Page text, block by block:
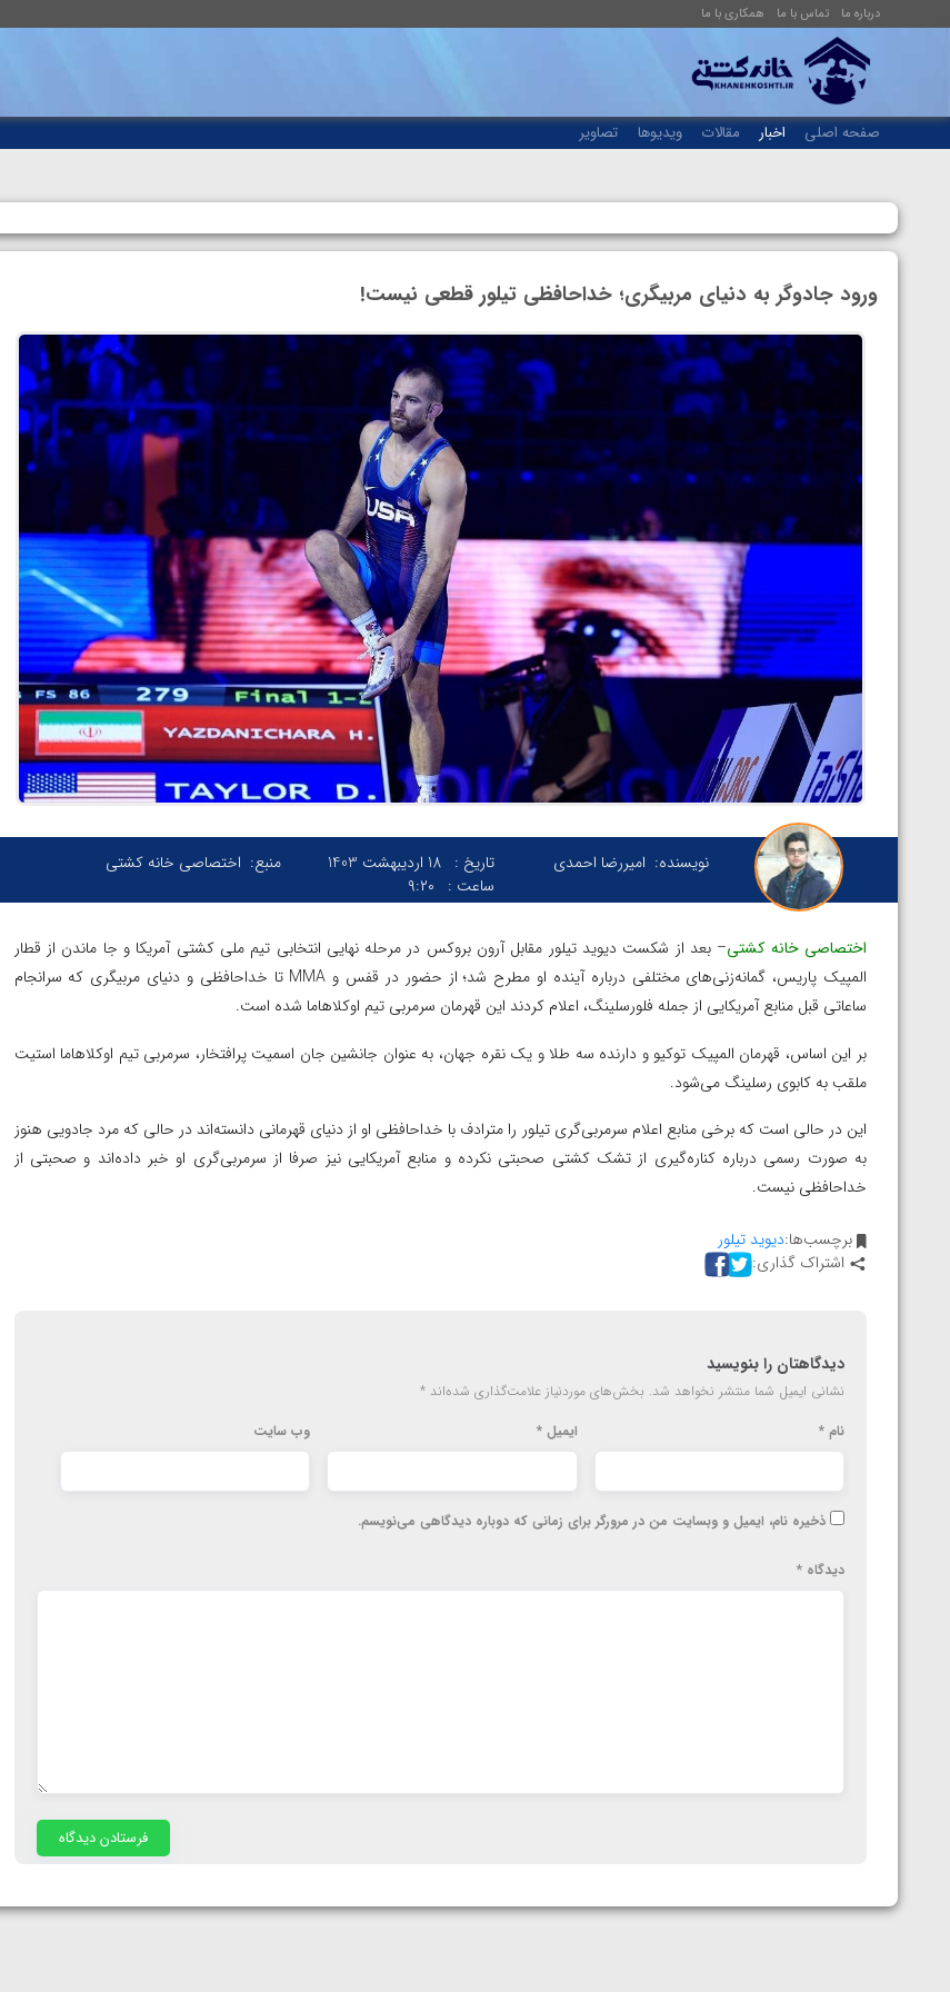
درباره ما تماس با ما همکاری با ما
صفحه اصلی اخبار مقالات ویدیوها تصاویر
ورود جادوگر به دنیای مربیگری؛ خداحافظی تیلور قطعی نیست!
نویسنده: امیررضا احمدی تاریخ : 18 اردیبهشت 1403
ساعت :
۹:۲۰
منبع: اختصاصی خانه کشتی
اختصاصی خانه کشتی– بعد از شکست دیوید تیلور مقابل آرون بروکس در مرحله نهایی انتخابی تیم ملی کشتی آمریکا و جا ماندن از قطار
المپیک پاریس، گمانه‌زنی‌های مختلفی درباره آینده او مطرح شد؛ از حضور در قفس و MMA تا خداحافظی و دنیای مربیگری که سرانجام
ساعاتی قبل منابع آمریکایی از جمله فلورسلینگ، اعلام کردند این قهرمان سرمربی تیم اوکلاهاما شده است.
بر این اساس، قهرمان المپیک توکیو و دارنده سه طلا و یک نقره جهان، به عنوان جانشین جان اسمیت پرافتخار، سرمربی تیم اوکلاهاما استیت
ملقب به کابوی رسلینگ می‌شود.
این در حالی است که برخی منابع اعلام سرمربی‌گری تیلور را مترادف با خداحافظی او از دنیای قهرمانی دانسته‌اند در حالی که مرد جادویی هنوز
به‌ صورت رسمی درباره کناره‌گیری از تشک کشتی صحبتی نکرده و منابع آمریکایی نیز صرفا از سرمربی‌گری او خبر داده‌اند و صحبتی از
خداحافظی نیست.
برچسب‌ها:دیوید تیلور
اشتراک گذاری:
دیدگاهتان را بنویسید
نشانی ایمیل شما منتشر نخواهد شد. بخش‌های موردنیاز علامت‌گذاری شده‌اند *
نام * ایمیل* وب‌ سایت
ذخیره نام، ایمیل و وبسایت من در مرورگر برای زمانی که دوباره دیدگاهی می‌نویسم.
دیدگاه *